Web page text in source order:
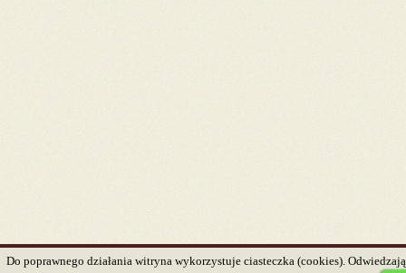
Do poprawnego działania witryna wykorzystuje ciasteczka (cookies).